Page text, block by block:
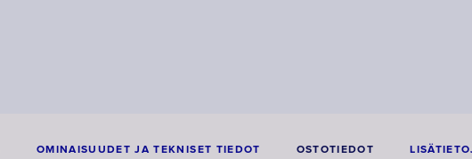
OMINAISUUDET JA TEKNISET TIEDOT OSTOTIEDOT